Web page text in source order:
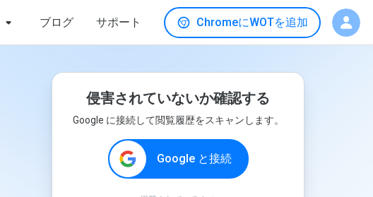
ブログ サポート ChromeにWOTを追加
侵害されていないか確認する
Google に接続して閲覧履歴をスキャンします。
Google と接続